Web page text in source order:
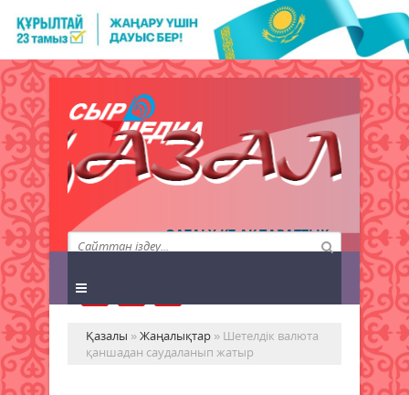
QAZALY.KZ АҚПАРАТТЫҚ
АГЕНТТІГІ
Қазалы »Жаңалықтар » Шетелдік валюта
қаншадан саудаланып жатыр